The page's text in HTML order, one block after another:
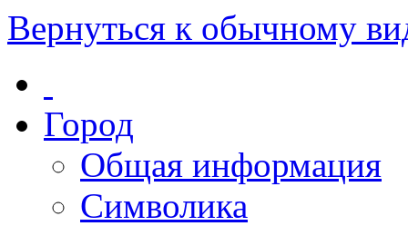
Вернуться к обычному
Город
Общая информация
Символика